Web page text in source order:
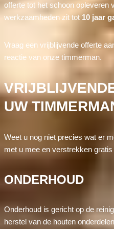
offerte tot het schoon opleveren
werkzaamheden zit tot 10 jaar
Vraag een vrijblijvende offerte
reactie van onze timmerman.
UW
Weet u nog niet precies wat er
met u mee en verstrekken gratis
ONDERHOUD
Onderhoud is gericht op de
herstel van de houten